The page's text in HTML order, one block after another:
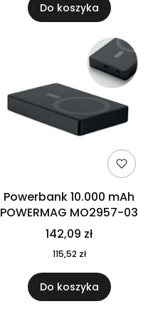
Do koszyka
Powerbank 10.000 mAh
POWERMAG MO2957-03
142,09 zł
115,52 zł
Do koszyka